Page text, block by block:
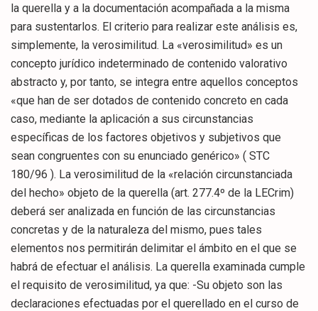
la querella y a la documentación acompañada a la misma
para sustentarlos. El criterio para realizar este análisis es,
simplemente, la verosimilitud. La «verosimilitud» es un
concepto jurídico indeterminado de contenido valorativo
abstracto y, por tanto, se integra entre aquellos conceptos
«que han de ser dotados de contenido concreto en cada
caso, mediante la aplicación a sus circunstancias
específicas de los factores objetivos y subjetivos que
sean congruentes con su enunciado genérico» ( STC
180/96 ). La verosimilitud de la «relación circunstanciada
del hecho» objeto de la querella (art. 277.4º de la LECrim)
deberá ser analizada en función de las circunstancias
concretas y de la naturaleza del mismo, pues tales
elementos nos permitirán delimitar el ámbito en el que se
habrá de efectuar el análisis. La querella examinada cumple
el requisito de verosimilitud, ya que: -Su objeto son las
declaraciones efectuadas por el querellado en el curso de